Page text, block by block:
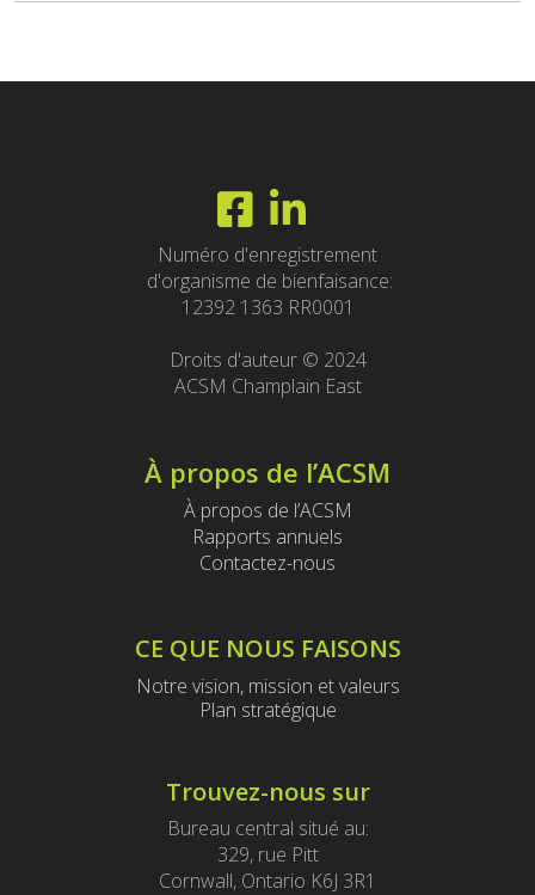
Numéro d'enregistrement
d'organisme de bienfaisance:
12392 1363 RR0001
Droits d'auteur © 2024
ACSM Champlain East
À propos de l’ACSM
À propos de l’ACSM
Rapports annuels
Contactez-nous
CE QUE NOUS FAISONS
Notre vision, mission et valeurs
Plan stratégique
Trouvez-nous sur
Bureau central situé au:
329, rue Pitt
Cornwall, Ontario K6J 3R1